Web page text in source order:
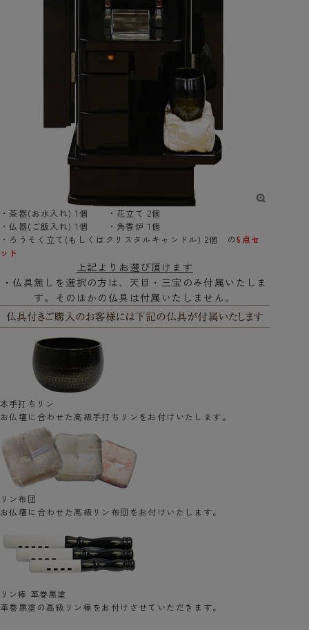
・茶器(お水入れ) 1個 ・花立て 2個
・仏器(ご飯入れ) 1個 ・角香炉 1個
・ろうそく立て(もしくはクリスタルキャンドル) 2個 の5点セ
ット
上記よりお選び頂けます
・仏具無しを選択の方は、天目・三宝のみ付属いたしま
す。そのほかの仏具は付属いたしません。
本手打ちリン
お仏壇に合わせた高級手打ちリンをお付けいたします。
リン布団
お仏壇に合わせた高級リン布団をお付けいたします。
リン棒 革巻黒塗
革巻黒塗の高級リン棒をお付けさせていただきます。